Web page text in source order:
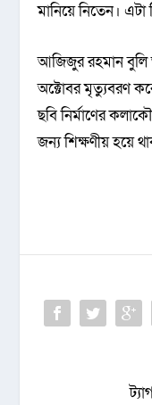
মানিয়ে নিতেন।
আজিজুর রহমান বুলি
অক্টোবর মৃত্যুবরণ
ছবি নির্মাণের
জন্য শিক্ষণীয় হয়ে